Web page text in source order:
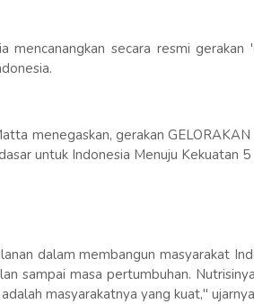
mencanangkan secara resmi gerakan
menegaskan, gerakan
untuk Indonesia Menuju Kekuatan 5
dalam membangun masyarakat
sampai masa pertumbuhan.
masyarakatnya yang kuat,"